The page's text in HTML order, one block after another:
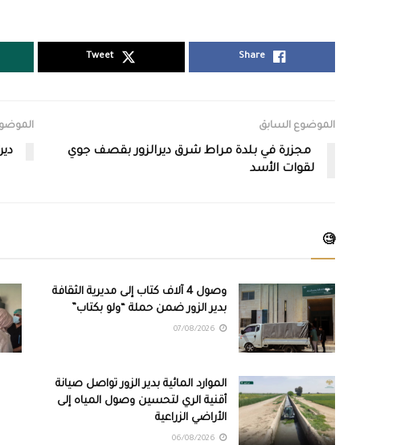
Share
Tweet
الموضوع السابق
مجزرة في بلدة مراط شرق ديرالزور بقصف جوي
لقوات الأسد
🧐
وصول 4 آلاف كتاب إلى مديرية الثقافة
بدير الزور ضمن حملة “ولو بكتاب”
الموارد المائية بدير الزور تواصل صيانة
أقنية الري لتحسين وصول المياه إلى
الأراضي الزراعية